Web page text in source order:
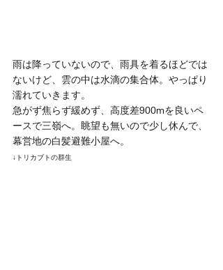
雨は降っていないので、雨具を着るほどでは
ないけど、雲の中は水滴の集合体。やっぱり
濡れていきます。
急がず焦らず緩めず、高度差900mを良いペ
ースで三嶺へ。眺望も無いので少し休んで、
幕営地の白髪避難小屋へ。
↓トリカブトの群生